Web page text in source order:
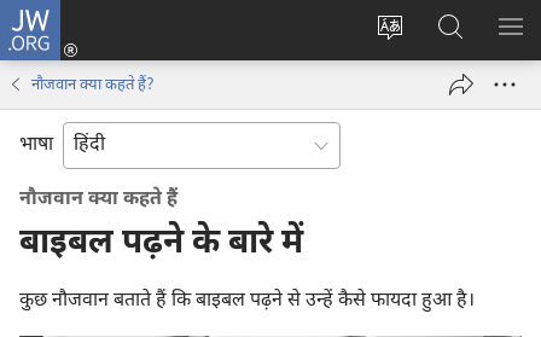
JW.ORG
वेबसाइट
लॉग-
इन
JW.ORG
पर
खोजें
मैन्यू
नौजवान क्या कहते हैं?
भाषा
नौजवान क्या कहते हैं
बाइबल पढ़ने के बारे में
कुछ नौजवान बताते हैं कि बाइबल पढ़ने से उन्हें कैसे फायदा हुआ है।